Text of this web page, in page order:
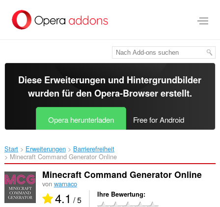
Hauptinhalt
springen
Diese Erweiterungen und Hintergrundbilder
wurden für den Opera-Browsererstellt.
Opera herunterladen Free for Android
Start Erweiterungen
Barrierefreiheit
Minecraft Command Generator Online‎
Minecraft Command Generator Online
von warnaco
4.1 / 5 Ihre Bewertung